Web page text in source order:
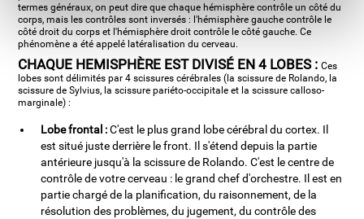
termes généraux, on peut dire que chaque hémisphère contrôle un côté du
corps, mais les contrôles sont inversés : l'hémisphère gauche contrôle le
côté droit du corps et l'hémisphère droit contrôle le côté gauche. Ce
phénomène a été appelé latéralisation du cerveau.
CHAQUE HEMISPHÈRE EST DIVISÉ EN 4 LOBES :Ces
lobes sont délimités par 4 scissures cérébrales (la scissure de Rolando, la
scissure de Sylvius, la scissure pariéto-occipitale et la scissure calloso-
marginale) :
Lobe frontal :C'est le plus grand lobe cérébral du cortex. Il
est situé juste derrière le front. Il s'étend depuis la partie
antérieure jusqu'à la scissure de Rolando. C'est le centre de
contrôle de votre cerveau : le grand chef d'orchestre. Il est en
partie chargé de la planification, du raisonnement, de la
résolution des problèmes, du jugement, du contrôle des